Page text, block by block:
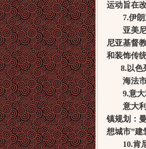
运动旨在
7.伊朗
亚美尼
尼亚基督
和装饰传
8.以色
海法市
9.意大
意大利
镇规划：
想城市”建
10.肯尼